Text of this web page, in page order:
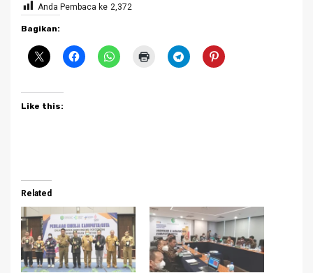
Anda Pembaca ke 2,372
Bagikan:
Like this:
Related